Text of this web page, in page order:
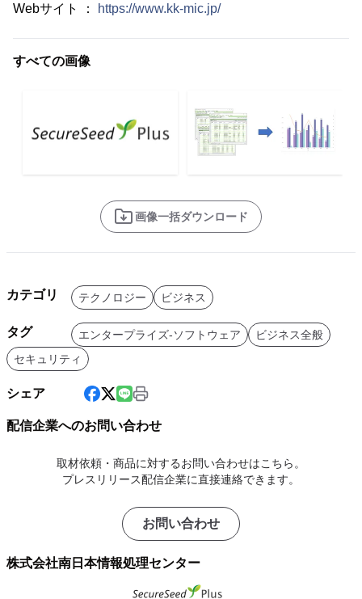
Webサイト ：
https://www.kk-mic.jp/
すべての画像
画像一括ダウンロード
カテゴリ テクノロジー ビジネス
タグ エンタープライズ-ソフトウェア
ビジネス全般
セキュリティ
シェア
配信企業へのお問い合わせ
取材依頼・商品に対するお問い合わせはこちら。
プレスリリース配信企業に直接連絡できます。
お問い合わせ
株式会社南日本情報処理センター